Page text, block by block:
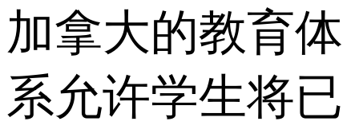
加拿大的教育体
系允许学生将已